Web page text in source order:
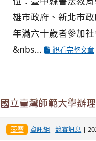
雄市政府、新北市
年滿六十歲者參加
&nbs...
觀看完整文章
國立臺灣師範大學辦
競賽 資訊組 -競賽訊息 |